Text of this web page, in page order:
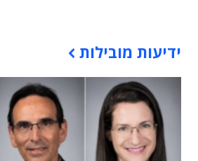
ידיעות מובילות